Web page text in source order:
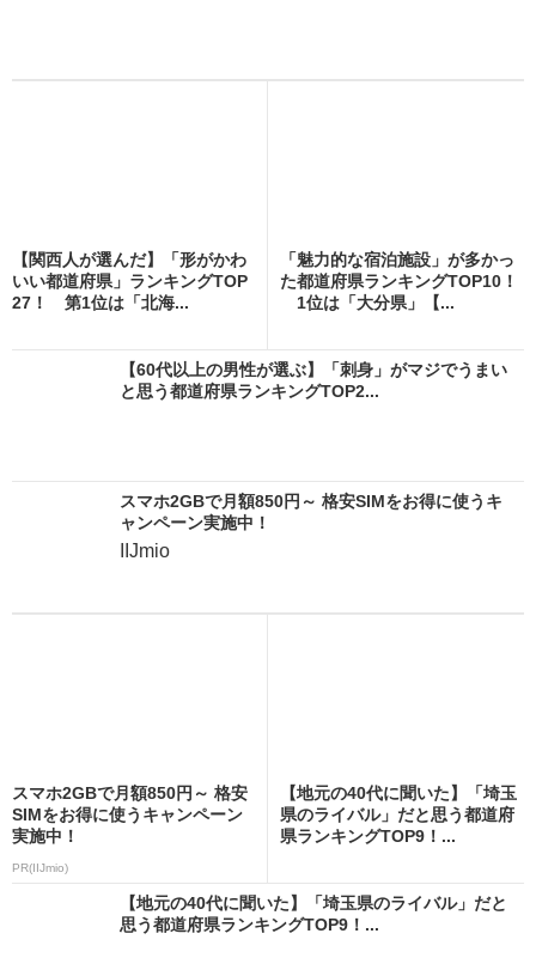
【関西人が選んだ】「形がかわ
いい都道府県」ランキングTOP
27！ 第1位は「北海...
「魅力的な宿泊施設」が多かっ
た都道府県ランキングTOP10！
1位は「大分県」【...
【60代以上の男性が選ぶ】「刺身」がマジでうまい
と思う都道府県ランキングTOP2...
スマホ2GBで月額850円～ 格安SIMをお得に使うキ
ャンペーン実施中！
IIJmio
スマホ2GBで月額850円～ 格安
SIMをお得に使うキャンペーン
実施中！
PR(IIJmio)
【地元の40代に聞いた】「埼玉
県のライバル」だと思う都道府
県ランキングTOP9！...
【地元の40代に聞いた】「埼玉県のライバル」だと
思う都道府県ランキングTOP9！...